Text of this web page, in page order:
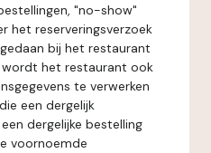
"no-show"
het reserveringsverzoek
bij het restaurant
wordt het restaurant ook
te verwerken
een dergelijk
dergelijke bestelling
voornoemde